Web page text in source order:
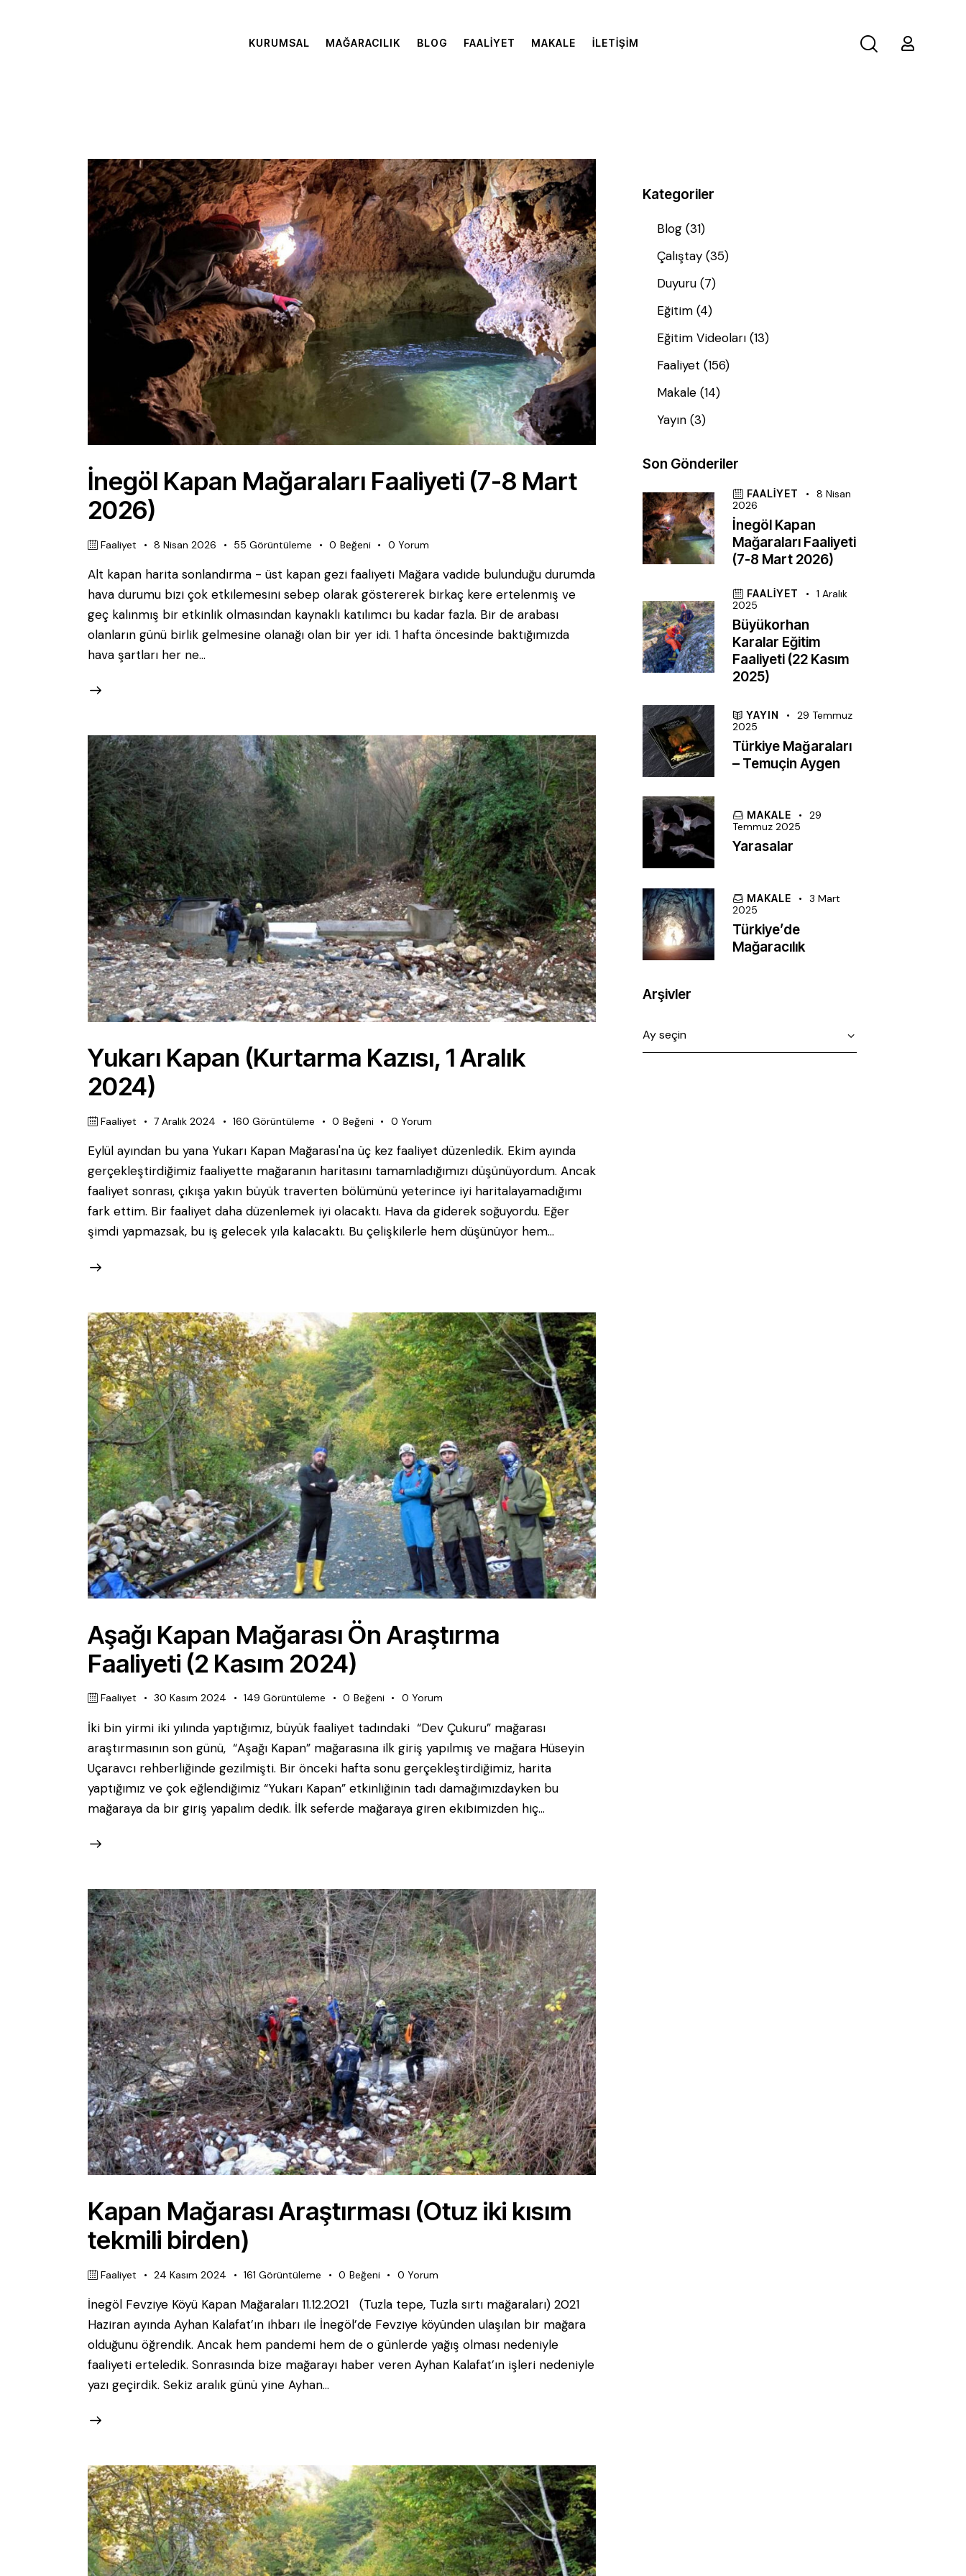
KURUMSAL MAĞARACILIK BLOG FAALIYET MAKALE İLETIŞIM
İnegöl Kapan Mağaraları Faaliyeti (7-8 Mart
2026)
Faaliyet 8 Nisan 2026 55 Görüntüleme 0 Beğeni 0 Yorum
Alt kapan harita sonlandırma - üst kapan gezi faaliyeti Mağara vadide bulunduğu durumda
hava durumu bizi çok etkilemesini sebep olarak göstererek birkaç kere ertelenmiş ve
geç kalınmış bir etkinlik olmasından kaynaklı katılımcı bu kadar fazla. Bir de arabası
olanların günü birlik gelmesine olanağı olan bir yer idi. 1 hafta öncesinde baktığımızda
hava şartları her ne…
Yukarı Kapan (Kurtarma Kazısı, 1 Aralık
2024)
Faaliyet 7 Aralık 2024 160 Görüntüleme 0 Beğeni 0 Yorum
Eylül ayından bu yana Yukarı Kapan Mağarası'na üç kez faaliyet düzenledik. Ekim ayında
gerçekleştirdiğimiz faaliyette mağaranın haritasını tamamladığımızı düşünüyordum. Ancak
faaliyet sonrası, çıkışa yakın büyük traverten bölümünü yeterince iyi haritalayamadığımı
fark ettim. Bir faaliyet daha düzenlemek iyi olacaktı. Hava da giderek soğuyordu. Eğer
şimdi yapmazsak, bu iş gelecek yıla kalacaktı. Bu çelişkilerle hem düşünüyor hem…
Aşağı Kapan Mağarası Ön Araştırma
Faaliyeti (2 Kasım 2024)
Faaliyet 30 Kasım 2024 149 Görüntüleme 0 Beğeni 0 Yorum
İki bin yirmi iki yılında yaptığımız, büyük faaliyet tadındaki “Dev Çukuru” mağarası
araştırmasının son günü, “Aşağı Kapan” mağarasına ilk giriş yapılmış ve mağara Hüseyin
Uçaravcı rehberliğinde gezilmişti. Bir önceki hafta sonu gerçekleştirdiğimiz, harita
yaptığımız ve çok eğlendiğimiz “Yukarı Kapan” etkinliğinin tadı damağımızdayken bu
mağaraya da bir giriş yapalım dedik. İlk seferde mağaraya giren ekibimizden hiç…
Kapan Mağarası Araştırması (Otuz iki kısım
tekmili birden)
Faaliyet 24 Kasım 2024 161 Görüntüleme 0 Beğeni 0 Yorum
İnegöl Fevziye Köyü Kapan Mağaraları 11.12.2021 (Tuzla tepe, Tuzla sırtı mağaraları) 2021
Haziran ayında Ayhan Kalafat’ın ihbarı ile İnegöl’de Fevziye köyünden ulaşılan bir mağara
olduğunu öğrendik. Ancak hem pandemi hem de o günlerde yağış olması nedeniyle
faaliyeti erteledik. Sonrasında bize mağarayı haber veren Ayhan Kalafat’ın işleri nedeniyle
yazı geçirdik. Sekiz aralık günü yine Ayhan…
Kategoriler
Blog (31)
Çalıştay (35)
Duyuru (7)
Eğitim (4)
Eğitim Videoları (13)
Faaliyet (156)
Makale (14)
Yayın (3)
Son Gönderiler
FAALIYET
8 Nisan
2026
İnegöl Kapan
Mağaraları Faaliyeti
(7-8 Mart 2026)
FAALIYET
1 Aralık
2025
Büyükorhan
Karalar Eğitim
Faaliyeti (22 Kasım
2025)
YAYIN
29 Temmuz
2025
Türkiye Mağaraları
– Temuçin Aygen
MAKALE
29
Temmuz 2025
Yarasalar
MAKALE
3 Mart
2025
Türkiye’de
Mağaracılık
Arşivler